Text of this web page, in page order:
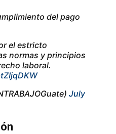
del pago
el estricto
normas y principios
laboral.
July